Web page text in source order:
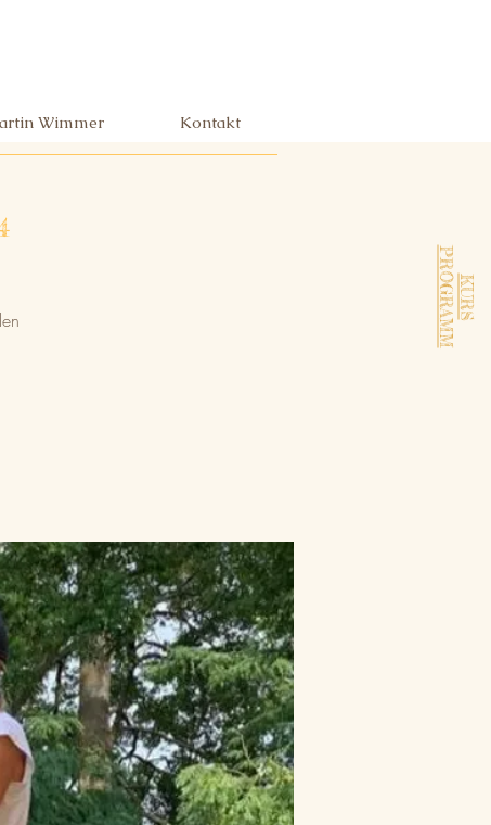
KURS
PROGRAMM
Wimmer Kontakt